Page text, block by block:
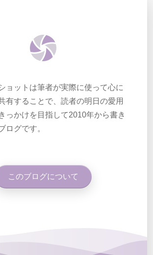
ョットは筆者が実際に使って心に
有することで、読者の明日の愛用
っかけを目指して2010年から書き
ログです。
このブログについて